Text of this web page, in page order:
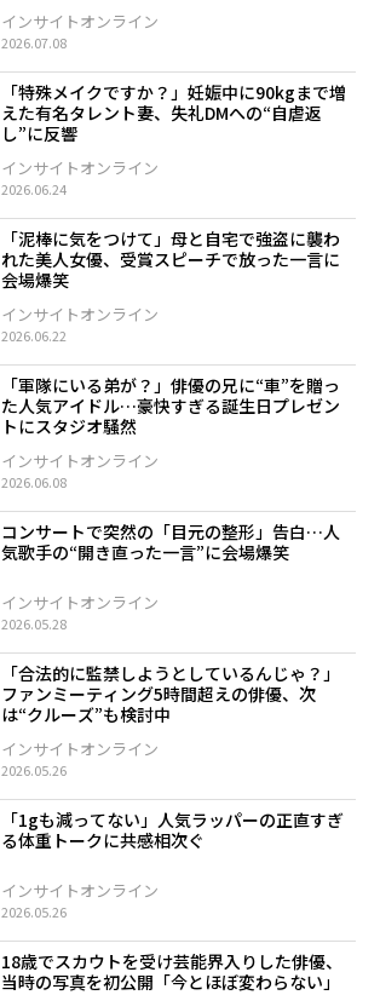
2026.07.08
インサイトオンライン
「特殊メイクですか？」妊娠中に90kgまで増
えた有名タレント妻、失礼DMへの“自虐返
し”に反響
2026.06.24
インサイトオンライン
「泥棒に気をつけて」母と自宅で強盗に襲わ
れた美人女優、受賞スピーチで放った一言に
会場爆笑
2026.06.22
インサイトオンライン
「軍隊にいる弟が？」俳優の兄に“車”を贈っ
た人気アイドル…豪快すぎる誕生日プレゼン
トにスタジオ騒然
2026.06.08
インサイトオンライン
コンサートで突然の「目元の整形」告白…人
気歌手の“開き直った一言”に会場爆笑
2026.05.28
インサイトオンライン
「合法的に監禁しようとしているんじゃ？」
ファンミーティング5時間超えの俳優、次
は“クルーズ”も検討中
2026.05.26
インサイトオンライン
「1gも減ってない」人気ラッパーの正直すぎ
る体重トークに共感相次ぐ
2026.05.26
インサイトオンライン
18歳でスカウトを受け芸能界入りした俳優、
当時の写真を初公開「今とほぼ変わらない」